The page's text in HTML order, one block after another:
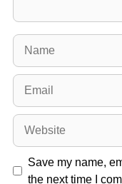
Name
Email
Website
Save my name,
the next time I